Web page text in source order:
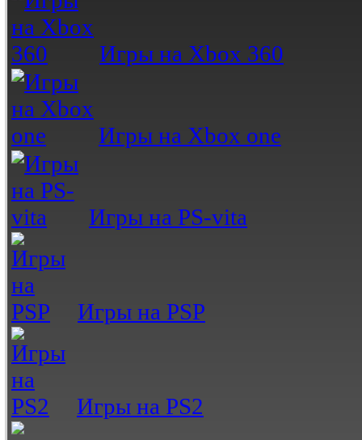
Игры на Xbox 360
Игры на Xbox one
Игры на PS-vita
Игры на PSP
Игры на PS2